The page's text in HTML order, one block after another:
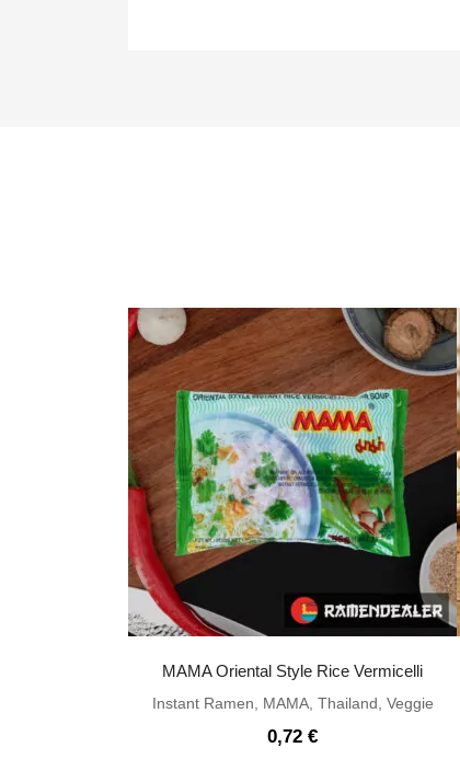
MAMA Oriental Style Rice Vermicelli
Instant Ramen MAMA, Thailand Veggie
0,72 €